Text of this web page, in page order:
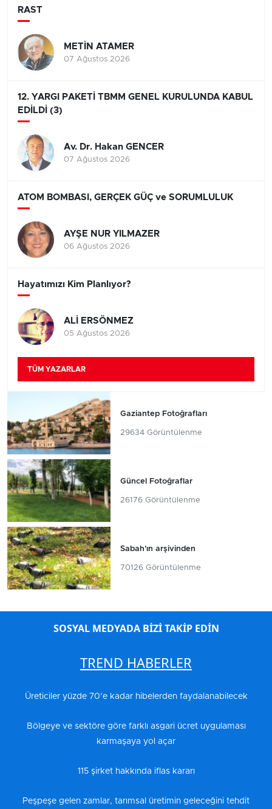
RAST
METİN ATAMER
07 Ağustos 2026
12. YARGI PAKETİ TBMM GENEL KURULUNDA KABUL
EDİLDİ (3)
Av. Dr. Hakan GENCER
07 Ağustos 2026
ATOM BOMBASI, GERÇEK GÜÇ ve SORUMLULUK
AYŞE NUR YILMAZER
06 Ağustos 2026
Hayatımızı Kim Planlıyor?
ALİ ERSÖNMEZ
05 Ağustos 2026
TÜM YAZARLAR
Gaziantep Fotoğrafları
29634 Görüntülenme
Güncel Fotoğraflar
26176 Görüntülenme
Sabah'ın arşivinden
70126 Görüntülenme
SOSYAL MEDYADA BİZİ TAKİP EDİN
TREND HABERLER
Üreticiler yüzde 70’e kadar hibelerden faydalanabilecek
Bölgeye ve sektöre göre farklı asgari ücret uygulaması
karmaşaya yol açar
115 şirket hakkında iflas kararı
Peşpeşe gelen zamlar, tarımsal üretimin geleceğini tehdit